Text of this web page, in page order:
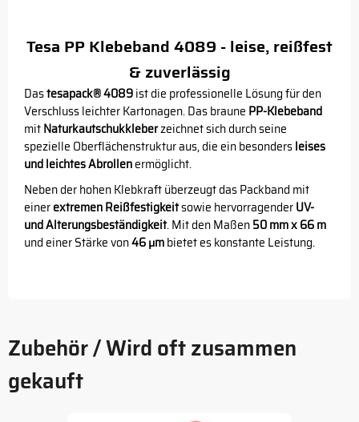
Tesa PP Klebeband 4089 - leise, reißfest
& zuverlässig
Dastesapack® 4089ist die professionelle Lösung für den
Verschluss leichter Kartonagen. Das braune PP-Klebeband
mitNaturkautschukkleberzeichnet sich durch seine
spezielle Oberflächenstruktur aus, die ein besondersleises
und leichtes Abrollenermöglicht.
Neben der hohen Klebkraft überzeugt das Packband mit
einerextremen Reißfestigkeitsowie hervorragenderUV-
und Alterungsbeständigkeit. Mit den Maßen50 mm x 66 m
und einer Stärke von46 µmbietet es konstante Leistung.
Zubehör / Wird oft zusammen
gekauft